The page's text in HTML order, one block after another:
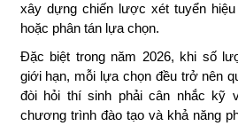
xây dựng chiến lược xét tuyển
hoặc phân tán lựa chọn.
Đặc biệt trong năm 2026, khi số
giới hạn, mỗi lựa chọn đều trở nên
đòi hỏi thí sinh phải cân nhắc kỹ
chương trình đào tạo và khả năng